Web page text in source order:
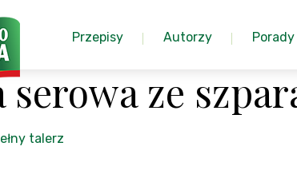
Przepisy Autorzy Porady
serowa ze
talerz